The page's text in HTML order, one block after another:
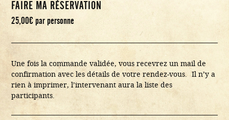
FAIRE MA RÉSERVATION
25,00€par personne
Une fois la commande validée, vous recevrez un mail de
confirmation avec les détails de votre rendez-vous. Il n’y a
rien à imprimer, l’intervenant aura la liste des
participants.